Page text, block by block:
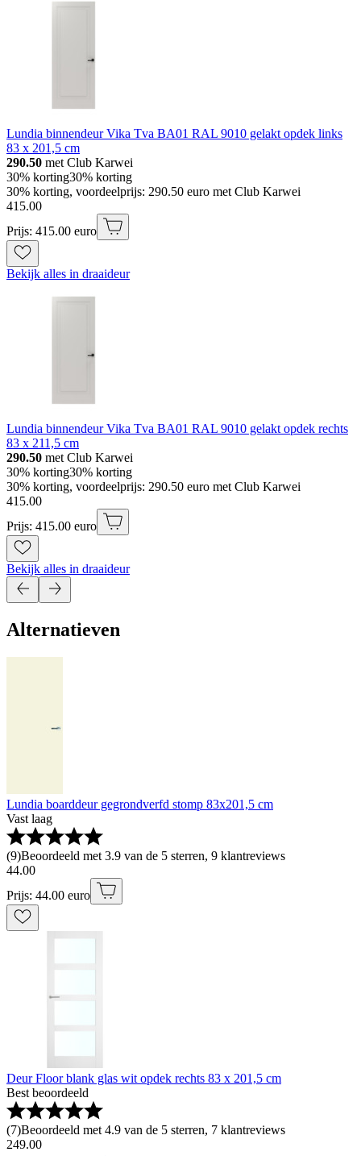
Lundia binnendeur Vika Tva BA01 RAL 9010 gelakt opdek links
83 x 201,5 cm
290.50 met Club Karwei
30% korting30% korting
30% korting, voordeelprijs: 290.50 euro met Club Karwei
415.00
Prijs: 415.00 euro
Bekijk alles in draaideur
Lundia binnendeur Vika Tva BA01 RAL 9010 gelakt opdek rechts
83 x 211,5 cm
290.50 met Club Karwei
30% korting30% korting
30% korting, voordeelprijs: 290.50 euro met Club Karwei
415.00
Prijs: 415.00 euro
Bekijk alles in draaideur
Alternatieven
Lundia boarddeur gegrondverfd stomp 83x201,5 cm
Vast laag
(9)Beoordeeld met 3.9 van de 5 sterren, 9 klantreviews
44.00
Prijs: 44.00 euro
Deur Floor blank glas wit opdek rechts 83 x 201,5 cm
Best beoordeeld
(7)Beoordeeld met 4.9 van de 5 sterren, 7 klantreviews
249.00